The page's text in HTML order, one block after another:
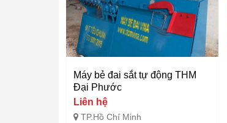
Máy bẻ đai sắt tự động THM
Đại Phước
Liên hệ
TP.Hồ Chí Minh